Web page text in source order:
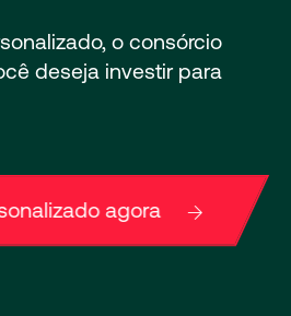
o consórcio
deseja investir para
agora